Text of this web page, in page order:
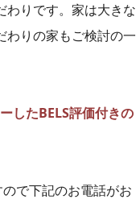
わりです。家は大きな
わりの家もご検討の一
したBELS評価付きの
で下記のお電話がお